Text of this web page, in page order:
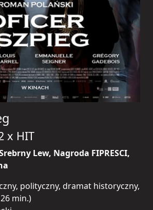
x HIT
Lew, Nagroda FIPRESCI,
polityczny, dramat historyczny,
min.)